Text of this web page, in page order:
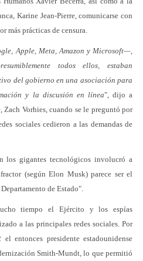
Karine Jean-Pierre, comunicarse con
más prácticas de censura.
Apple, Meta, Amazon y Microsoft—,
todos ellos, estaban
del gobierno en una asociación para
y la discusión en línea", dijo a
Vorhies, cuando se le preguntó por
sociales cedieron a las demandas de
los gigantes tecnológicos involucró a
(según Elon Musk) parece ser el
de Estado".
tiempo el Ejército y los espías
a las principales redes sociales. Por
entonces presidente estadounidense
Smith-Mundt, lo que permitió